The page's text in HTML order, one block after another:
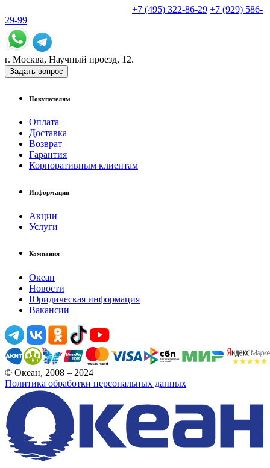
+7 (495) 322-86-29 +7 (929) 586-
29-99
г. Москва, Научный проезд, 12.
Задать вопрос
Покупателям
Оплата
Доставка
Возврат
Гарантия
Корпоративным клиентам
Информация
Акции
Услуги
Компания
Океан
Новости
Юридическая информация
Вакансии
© Океан, 2008 – 2024
Политика обработки персональных данных